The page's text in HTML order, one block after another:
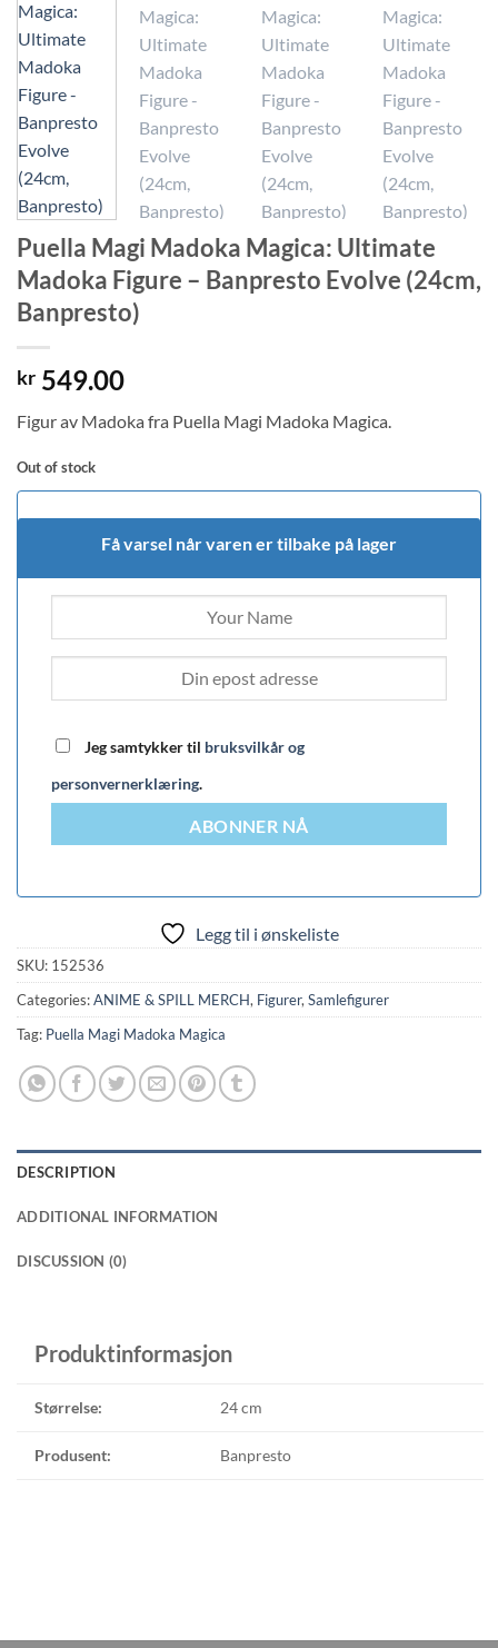
Puella Magi Madoka Magica: Ultimate
Madoka Figure – Banpresto Evolve (24cm,
Banpresto)
kr 549.00
Figur av Madoka fra Puella Magi Madoka Magica.
Out of stock
Få varsel når varen er tilbake på lager
Jeg samtykker til bruksvilkår og
personvernerklæring.
ABONNER NÅ
Legg til i ønskeliste
SKU: 152536
Categories:ANIME & SPILL MERCH, Figurer, Samlefigurer
Tag: Puella Magi Madoka Magica
DESCRIPTION
ADDITIONAL INFORMATION
DISCUSSION (0)
Produktinformasjon
Størrelse: 24 cm
Produsent: Banpresto